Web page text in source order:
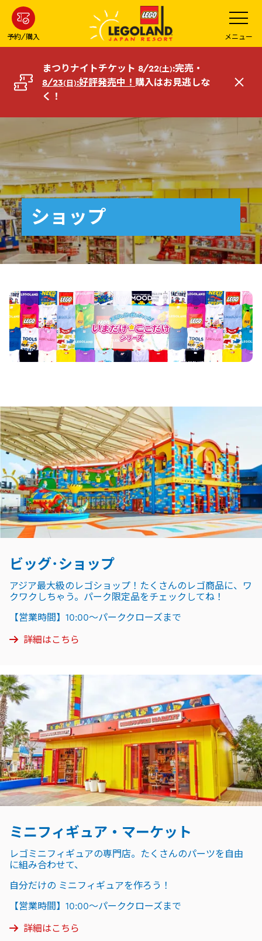
ン
コ
へ
予約/購入
メ
ニ
ュ
ー
を
開
メニュー
まつりナイトチケット 8/22(土):完売・
8/23(日):好評発売中！ 購入はお見逃しな
く！
閉
ショップ
ビッグ･ショップ
アジア最大級のレゴショップ！たくさんのレゴ商品に、ワ
クワクしちゃう。パーク限定品をチェックしてね！
【営業時間】10:00～パーククローズまで
詳細はこちら
ミニフィギュア・マーケット
レゴミニフィギュアの専門店。たくさんのパーツを自由
に組み合わせて、
自分だけの ミニフィギュアを作ろう！
【営業時間】10:00～パーククローズまで
詳細はこちら